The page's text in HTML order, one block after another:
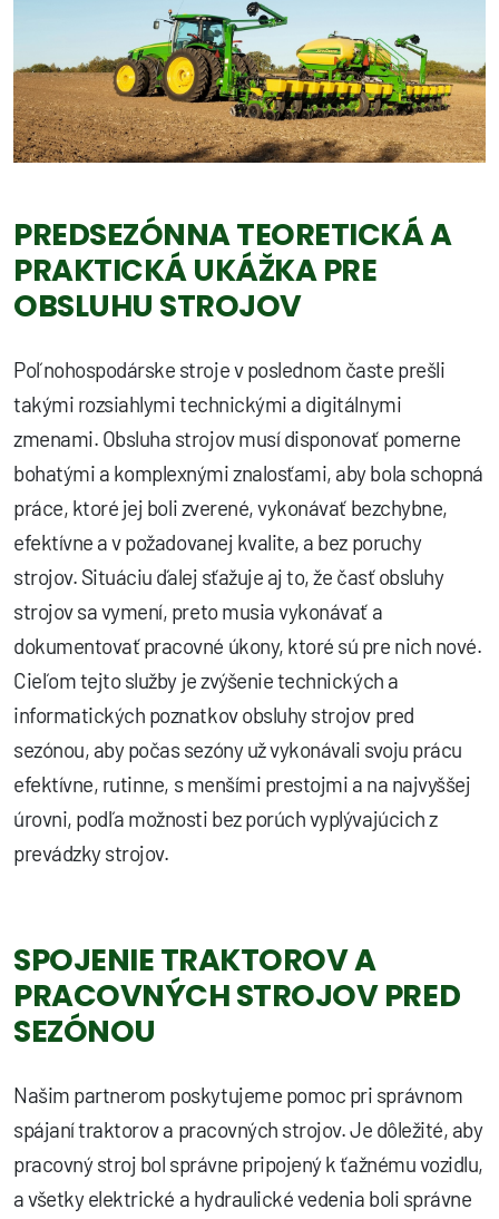
PREDSEZÓNNA TEORETICKÁ A
PRAKTICKÁ UKÁŽKA PRE
OBSLUHU STROJOV
Poľnohospodárske stroje v poslednom časte prešli
takými rozsiahlymi technickými a digitálnymi
zmenami. Obsluha strojov musí disponovať pomerne
bohatými a komplexnými znalosťami, aby bola schopná
práce, ktoré jej boli zverené, vykonávať bezchybne,
efektívne a v požadovanej kvalite, a bez poruchy
strojov. Situáciu ďalej sťažuje aj to, že časť obsluhy
strojov sa vymení, preto musia vykonávať a
dokumentovať pracovné úkony, ktoré sú pre nich nové.
Cieľom tejto služby je zvýšenie technických a
informatických poznatkov obsluhy strojov pred
sezónou, aby počas sezóny už vykonávali svoju prácu
efektívne, rutinne, s menšími prestojmi a na najvyššej
úrovni, podľa možnosti bez porúch vyplývajúcich z
prevádzky strojov.
SPOJENIE TRAKTOROV A
PRACOVNÝCH STROJOV PRED
SEZÓNOU
Našim partnerom poskytujeme pomoc pri správnom
spájaní traktorov a pracovných strojov. Je dôležité, aby
pracovný stroj bol správne pripojený k ťažnému vozidlu,
a všetky elektrické a hydraulické vedenia boli správne